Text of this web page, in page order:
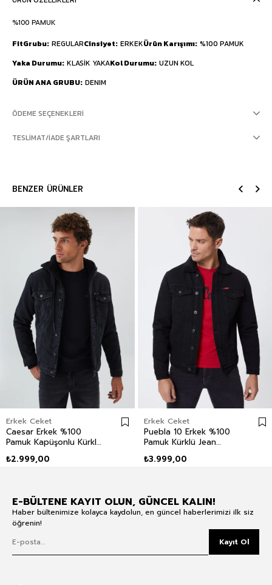
%100 PAMUK
FitGrubu REGULARCinsiyet ERKEKÜrün Karışımı %100 PAMUK
Yaka Durumu KLASİK YAKAKol Durumu UZUN KOL
ÜRÜN ANA GRUBU DENIM
ÖDEME SEÇENEKLERI
TESLIMAT/İADE ŞARTLARI
BENZER ÜRÜNLER
Erkek Ceket
Caesar Erkek %100
Pamuk Kapüşonlu Kürklü
₺2.999,00
Erkek Ceket
Puebla 10 Erkek %100
Pamuk Kürklü Jean
₺3.999,00
E-BÜLTENE KAYIT OLUN, GÜNCEL KALIN!
Haber bültenimize kolayca kaydolun, en güncel haberlerimizi ilk siz
öğrenin!
Kayıt Ol